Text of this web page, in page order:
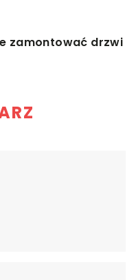
zamontować drzwi